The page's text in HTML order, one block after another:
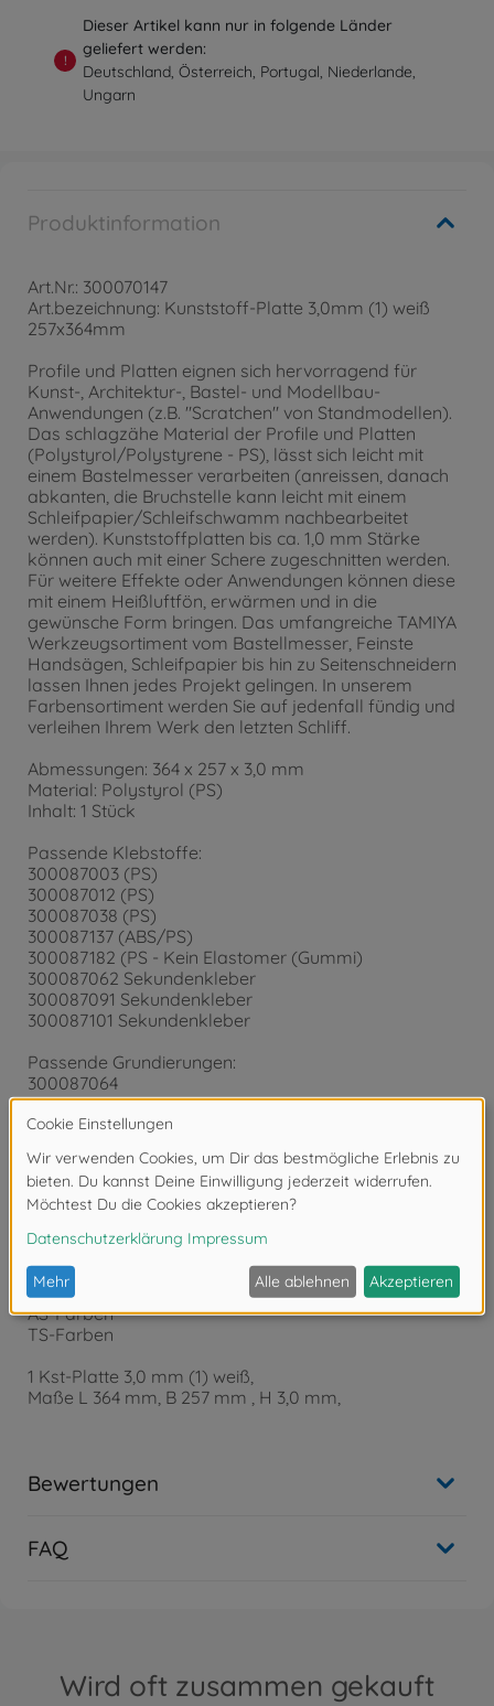
!
Dieser Artikel kann nur in folgende Länder
geliefert werden:
Deutschland, Österreich, Portugal, Niederlande,
Ungarn
Produktinformation
Art.Nr.: 300070147
Art.bezeichnung: Kunststoff-Platte 3,0mm (1) weiß
257x364mm
Profile und Platten eignen sich hervorragend für
Kunst-, Architektur-, Bastel- und Modellbau-
Anwendungen (z.B. "Scratchen" von Standmodellen).
Das schlagzähe Material der Profile und Platten
(Polystyrol/Polystyrene - PS), lässt sich leicht mit
einem Bastelmesser verarbeiten (anreissen, danach
abkanten, die Bruchstelle kann leicht mit einem
Schleifpapier/Schleifschwamm nachbearbeitet
werden). Kunststoffplatten bis ca. 1,0 mm Stärke
können auch mit einer Schere zugeschnitten werden.
Für weitere Effekte oder Anwendungen können diese
mit einem Heißluftfön, erwärmen und in die
gewünsche Form bringen. Das umfangreiche TAMIYA
Werkzeugsortiment vom Bastellmesser, Feinste
Handsägen, Schleifpapier bis hin zu Seitenschneidern
lassen Ihnen jedes Projekt gelingen. In unserem
Farbensortiment werden Sie auf jedenfall fündig und
verleihen Ihrem Werk den letzten Schliff.
Abmessungen: 364 x 257 x 3,0 mm
Material: Polystyrol (PS)
Inhalt: 1 Stück
Passende Klebstoffe:
300087003 (PS)
300087012 (PS)
300087038 (PS)
300087137 (ABS/PS)
300087182 (PS - Kein Elastomer (Gummi)
300087062 Sekundenkleber
300087091 Sekundenkleber
300087101 Sekundenkleber
Passende Grundierungen:
300087064
300087042
300087044
300087160
300087026
300087061
Passende Farben:
X-Farben
XF-Farben
AS-Farben
TS-Farben
1 Kst-Platte 3,0 mm (1) weiß,
Maße L 364 mm, B 257 mm , H 3,0 mm,
Bewertungen
FAQ
Wird oft zusammen gekauft